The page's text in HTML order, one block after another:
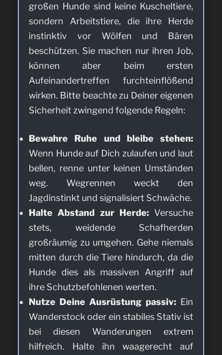
großen Hunde sind keine Kuscheltiere,
sondern Arbeitstiere, die ihre Herde
instinktiv vor Wölfen und Bären
beschützen. Sie machen nur ihren Job,
können aber beim ersten
Aufeinandertreffen furchteinflößend
wirken. Bitte beachte zu Deiner eigenen
Sicherheit zwingend folgende Regeln:
Bewahre Ruhe und bleibe stehen:
Wenn Hunde auf Dich zulaufen und laut
bellen, renne unter keinen Umständen
weg. Wegrennen weckt den
Jagdinstinkt und signalisiert Schwäche.
Halte Abstand zur Herde: Versuche
stets, weidende Schafherden
großräumig zu umgehen. Gehe niemals
mitten durch die Tiere hindurch, da die
Hunde dies als massiven Angriff auf
ihre Schutzbefohlenen werten.
Nutze Deine Ausrüstung passiv: Ein
Wanderstock oder ein stabiles Stativ ist
bei diesen Wanderungen extrem
hilfreich. Halte ihn waagerecht auf